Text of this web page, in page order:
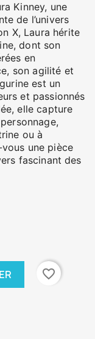
Kinney, une
de l’univers
X, Laura hérite
dont son
en
son agilité et
est un
et passionnés
elle capture
ou à
une pièce
fascinant des
favorite_border